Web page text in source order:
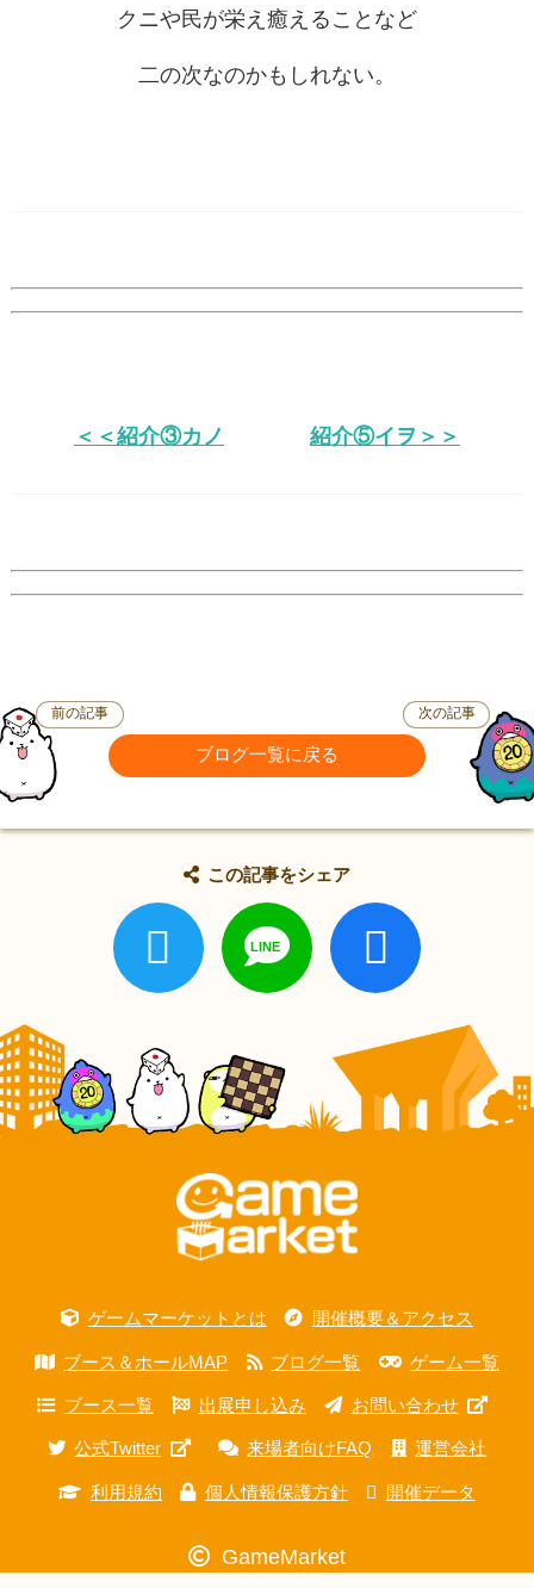
クニや民が栄え癒えることなど
二の次なのかもしれない。
＜＜紹介③カノ 紹介⑤イヲ＞＞
前の記事
ブログ一覧に戻る
次の記事
この記事をシェア
ゲームマーケットとは 開催概要＆アクセス
ブース＆ホールMAP ブログ一覧 ゲーム一覧
ブース一覧 出展申し込み お問い合わせ
公式Twitter 来場者向けFAQ 運営会社
利用規約 個人情報保護方針 開催データ
GameMarket